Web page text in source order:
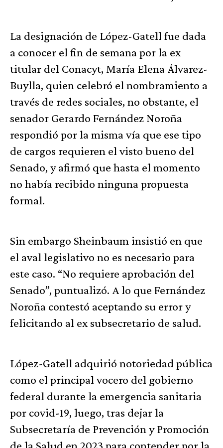
La designación de López-Gatell fue dada
a conocer el fin de semana por la ex
titular del Conacyt, María Elena Álvarez-
Buylla, quien celebró el nombramiento a
través de redes sociales, no obstante, el
senador Gerardo Fernández Noroña
respondió por la misma vía que ese tipo
de cargos requieren el visto bueno del
Senado, y afirmó que hasta el momento
no había recibido ninguna propuesta
formal.
Sin embargo Sheinbaum insistió en que
el aval legislativo no es necesario para
este caso. “No requiere aprobación del
Senado”, puntualizó. A lo que Fernández
Noroña contestó aceptando su error y
felicitando al ex subsecretario de salud.
López-Gatell adquirió notoriedad pública
como el principal vocero del gobierno
federal durante la emergencia sanitaria
por covid-19, luego, tras dejar la
Subsecretaría de Prevención y Promoción